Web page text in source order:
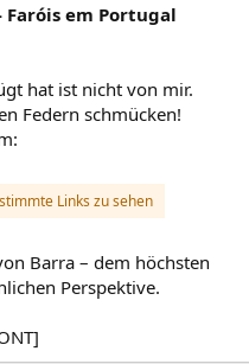
em Portugal
hat ist nicht von mir.
Federn schmücken!
Links zu sehen
Barra – dem höchsten
Perspektive.